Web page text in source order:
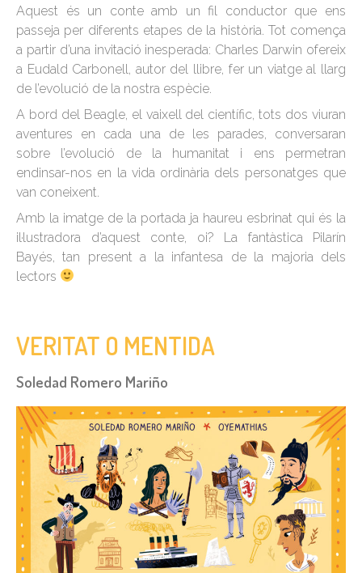
Aquest és un conte amb un fil conductor que ens
passeja per diferents etapes de la història. Tot comença
a partir d’una invitació inesperada: Charles Darwin ofereix
a Eudald Carbonell, autor del llibre, fer un viatge al llarg
de l’evolució de la nostra espècie.
A bord del Beagle, el vaixell del científic, tots dos viuran
aventures en cada una de les parades, conversaran
sobre l’evolució de la humanitat i ens permetran
endinsar-nos en la vida ordinària dels personatges que
van coneixent.
Amb la imatge de la portada ja haureu esbrinat qui és la
il·lustradora d’aquest conte, oi? La fantàstica Pilarín
Bayés, tan present a la infantesa de la majoria dels
lectors
VERITAT O MENTIDA
Soledad Romero Mariño